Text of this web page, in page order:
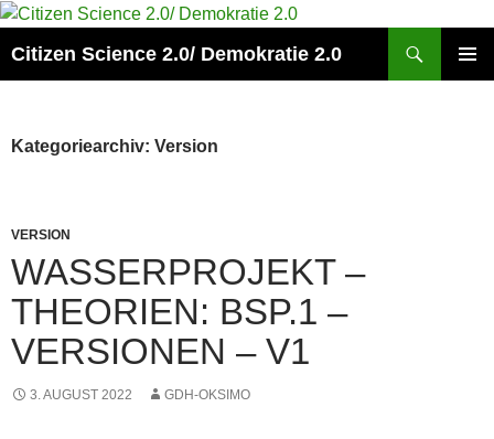
Zum
springen
Citizen Science 2.0/ Demokratie 2.0
Kategoriearchiv: Version
VERSION
WASSERPROJEKT –
THEORIEN: BSP.1 –
VERSIONEN – V1
3. AUGUST 2022 GDH-OKSIMO